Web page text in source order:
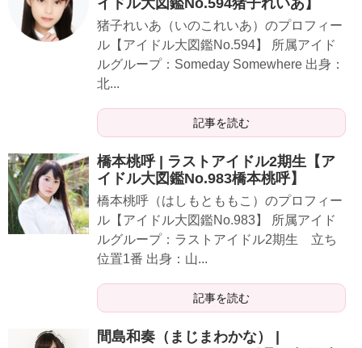
猪子れいあ（いのこれいあ）のプロフィー
ル【アイドル大図鑑No.594】 所属アイド
ルグループ：Someday Somewhere 出身：
北...
記事を読む
橋本桃呼 | ラストアイドル2期生【ア
イドル大図鑑No.983橋本桃呼】
橋本桃呼（はしもとももこ）のプロフィー
ル【アイドル大図鑑No.983】 所属アイド
ルグループ：ラストアイドル2期生 立ち
位置1番 出身：山...
記事を読む
間島和奏（まじまわかな） |